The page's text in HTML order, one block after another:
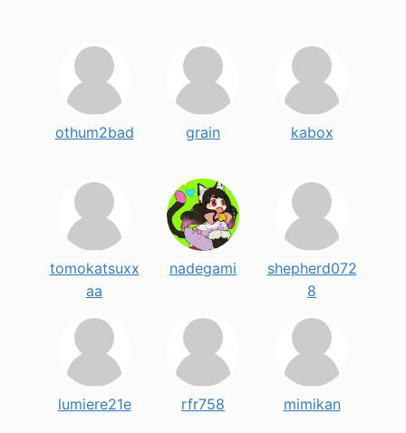
othum2bad grain kabox
tomokatsuxx
aa
nadegami
shepherd072
8
lumiere21e rfr758 mimikan